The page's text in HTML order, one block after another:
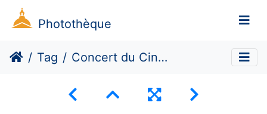
Photothèque
Tag Concert du Cinquantenaire